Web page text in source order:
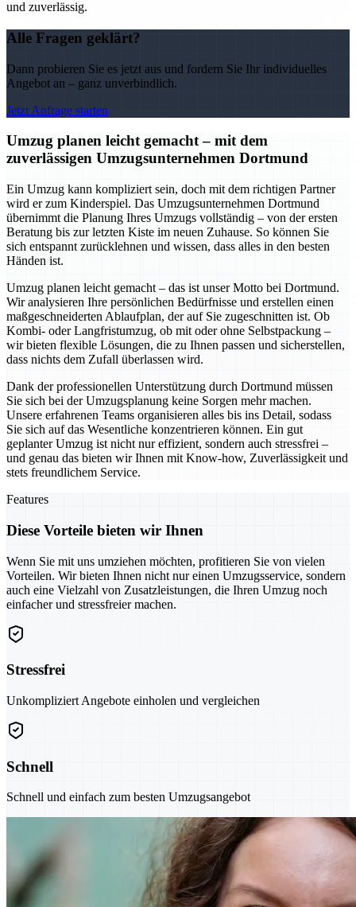
und zuverlässig.
Alle Fragen geklärt?
Dann probieren Sie es jetzt aus und fordern Sie Ihr individuelles
Angebot an – ganz unverbindlich.
Jetzt Anfrage starten
Umzug planen leicht gemacht – mit dem
zuverlässigen Umzugsunternehmen Dortmund
Ein Umzug kann kompliziert sein, doch mit dem richtigen Partner
wird er zum Kinderspiel. Das Umzugsunternehmen Dortmund
übernimmt die Planung Ihres Umzugs vollständig – von der ersten
Beratung bis zur letzten Kiste im neuen Zuhause. So können Sie
sich entspannt zurücklehnen und wissen, dass alles in den besten
Händen ist.
Umzug planen leicht gemacht – das ist unser Motto bei Dortmund.
Wir analysieren Ihre persönlichen Bedürfnisse und erstellen einen
maßgeschneiderten Ablaufplan, der auf Sie zugeschnitten ist. Ob
Kombi- oder Langfristumzug, ob mit oder ohne Selbstpackung –
wir bieten flexible Lösungen, die zu Ihnen passen und sicherstellen,
dass nichts dem Zufall überlassen wird.
Dank der professionellen Unterstützung durch Dortmund müssen
Sie sich bei der Umzugsplanung keine Sorgen mehr machen.
Unsere erfahrenen Teams organisieren alles bis ins Detail, sodass
Sie sich auf das Wesentliche konzentrieren können. Ein gut
geplanter Umzug ist nicht nur effizient, sondern auch stressfrei –
und genau das bieten wir Ihnen mit Know-how, Zuverlässigkeit und
stets freundlichem Service.
Features
Diese Vorteile bieten wir Ihnen
Wenn Sie mit uns umziehen möchten, profitieren Sie von vielen
Vorteilen. Wir bieten Ihnen nicht nur einen Umzugsservice, sondern
auch eine Vielzahl von Zusatzleistungen, die Ihren Umzug noch
einfacher und stressfreier machen.
Stressfrei
Unkompliziert Angebote einholen und vergleichen
Schnell
Schnell und einfach zum besten Umzugsangebot